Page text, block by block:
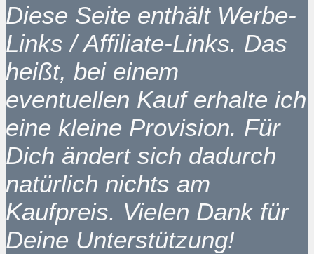
Diese Seite enthält Werbe-
Links / Affiliate-Links. Das
heißt, bei einem
eventuellen Kauf erhalte ich
eine kleine Provision. Für
Dich ändert sich dadurch
natürlich nichts am
Kaufpreis. Vielen Dank für
Deine Unterstützung!